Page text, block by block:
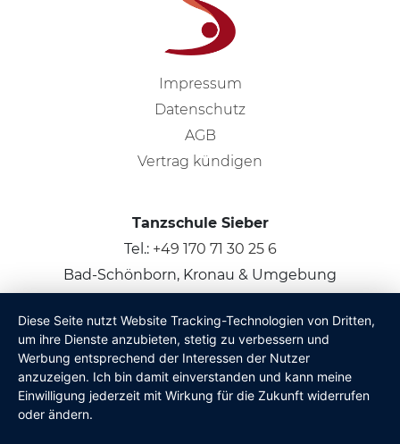
Impressum
Datenschutz
AGB
Vertrag kündigen
Tanzschule Sieber
Tel.: +49 170 71 30 25 6
Bad-Schönborn, Kronau & Umgebung
© 2026 Claus Sieber
Diese Seite nutzt Website Tracking-Technologien von Dritten,
um ihre Dienste anzubieten, stetig zu verbessern und
Werbung entsprechend der Interessen der Nutzer
anzuzeigen. Ich bin damit einverstanden und kann meine
Einwilligung jederzeit mit Wirkung für die Zukunft widerrufen
oder ändern.